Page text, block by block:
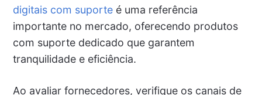
digitais com suporteé uma referência
importante no mercado, oferecendo produtos
com suporte dedicado que garantem
tranquilidade e eficiência.
Ao avaliar fornecedores, verifique os canais de